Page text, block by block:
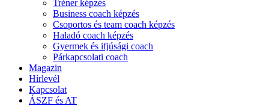
Tréner képzés
Business coach képzés
Csoportos és team coach képzés
Haladó coach képzés
Gyermek és ifjúsági coach
Párkapcsolati coach
Magazin
Hírlevél
Kapcsolat
ÁSZF és AT